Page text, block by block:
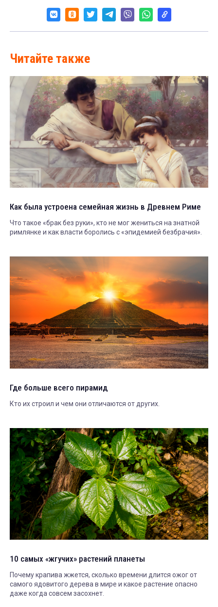
Читайте также
Как была устроена семейная жизнь в Древнем Риме
Что такое «брак без руки», кто не мог жениться на знатной
римлянке и как власти боролись с «эпидемией безбрачия».
Где больше всего пирамид
Кто их строил и чем они отличаются от других.
10 самых «жгучих» растений планеты
Почему крапива жжется, сколько времени длится ожог от
самого ядовитого дерева в мире и какое растение опасно
даже когда совсем засохнет.